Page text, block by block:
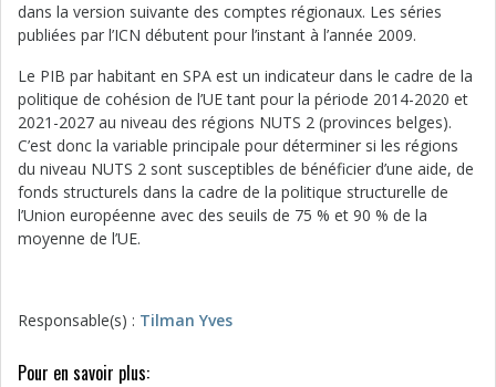
dans la version suivante des comptes régionaux. Les séries
publiées par l’ICN débutent pour l’instant à l’année 2009.
Le PIB par habitant en SPA est un indicateur dans le cadre de la
politique de cohésion de l’UE tant pour la période 2014-2020 et
2021-2027 au niveau des régions NUTS 2 (provinces belges).
C’est donc la variable principale pour déterminer si les régions
du niveau NUTS 2 sont susceptibles de bénéficier d’une aide, de
fonds structurels dans la cadre de la politique structurelle de
l’Union européenne avec des seuils de 75 % et 90 % de la
moyenne de l’UE.
Responsable(s) : Tilman Yves
Pour en savoir plus: